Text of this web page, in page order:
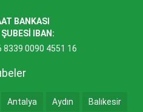
BANKASI
IBAN:
8339 0090 4551 16
Antalya Aydın Balıkesir